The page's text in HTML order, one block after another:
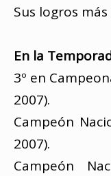
Sus logros
En la
3º en
2007).
Campeón
2007).
Campeón